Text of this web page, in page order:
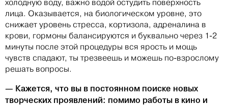
холодную воду, важно водой остудить поверхность
лица. Оказывается, на биологическом уровне, это
снижает уровень стресса, кортизола, адреналина в
крови, гормоны балансируются и буквально через 1-2
минуты после этой процедуры вся ярость и мощь
чувств спадают, ты трезвеешь и можешь по-взрослому
решать вопросы.
— Кажется, что вы в постоянном поиске новых
творческих проявлений: помимо работы в кино и